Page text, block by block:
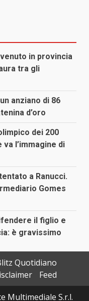
in provincia
tra gli
anziano di 86
d’oro
dei 200
va l’immagine di
a Ranucci.
Gomes
il figlio e
è gravissimo
Quotidiano
Feed
Multimediale S.r.l.